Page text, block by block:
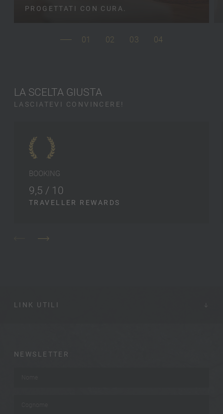
PROGETTATI CON CURA.
01 02 03 04
LA SCELTA GIUSTA
LASCIATEVI CONVINCERE!
BOOKING
9,5 / 10
TRAVELLER REWARDS
LINK UTILI
NEWSLETTER